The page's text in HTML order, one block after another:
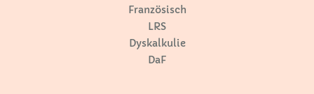
Französisch
LRS
Dyskalkulie
DaF